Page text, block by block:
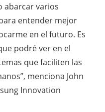
abarcar varios
entender mejor
en el futuro. Es
podré ver en el
que faciliten las
menciona John
Innovation